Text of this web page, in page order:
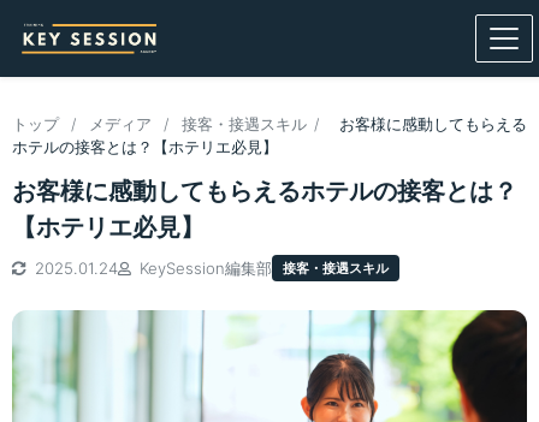
トップ / メディア / 接客・接遇スキル /
お客様に感動してもらえる
ホテルの接客とは？【ホテリエ必見】
お客様に感動してもらえるホテルの接客とは？
【ホテリエ必見】
2025.01.24 KeySession編集部 接客・接遇スキル